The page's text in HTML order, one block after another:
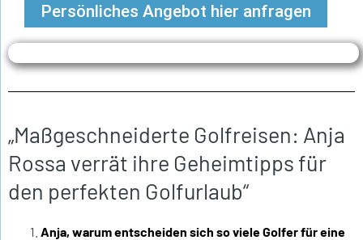
Persönliches Angebot hier anfragen
„Maßgeschneiderte Golfreisen: Anja
Rossa verrät ihre Geheimtipps für
den perfekten Golfurlaub“
Anja, warum entscheiden sich so viele Golfer für eine